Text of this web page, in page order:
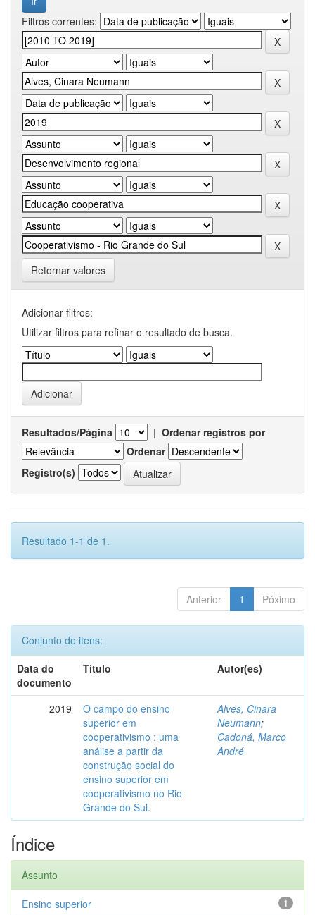
Filtros correntes:
Retornar valores
Adicionar filtros:
Utilizar filtros para refinar o resultado de busca.
Resultados/Página | Ordenar registros por
Ordenar
Registro(s)
Resultado 1-1 de 1.
Anterior 1 Póximo
Conjunto de itens:
Data do
documento
Título Autor(es)
2019
O campo do ensino
superior em
cooperativismo : uma
análise a partir da
construção social do
ensino superior em
cooperativismo no Rio
Grande do Sul.
Alves, Cinara
Neumann;
Cadoná, Marco
André
Índice
Assunto
1
Ensino superior